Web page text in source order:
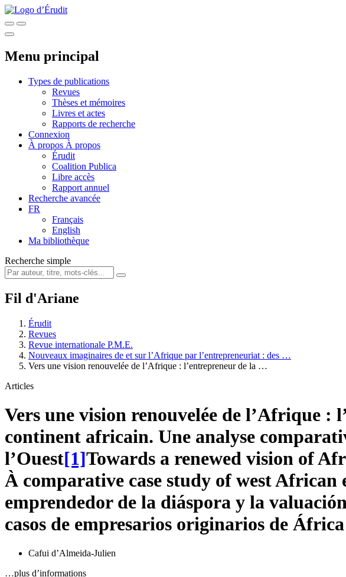
Menu principal
Types de publications
Revues
Thèses et mémoires
Livres et actes
Rapports de recherche
Connexion
À propos À propos
Érudit
Coalition Publica
Libre accès
Rapport annuel
Recherche avancée
FR
Français
English
Ma bibliothèque
Recherche simple
Fil d'Ariane
Érudit
Revues
Revue internationale P.M.E.
Nouveaux imaginaires de et sur l’Afrique par l’entrepreneuriat : des …
Vers une vision renouvelée de l’Afrique : l’entrepreneur de la …
Articles
Vers une vision renouvelée de l’Afrique
continent africain. Une analyse
l’Ouest[1]Towards a renewed vision of
À comparative case study of west African
emprendedor de la diáspora y la
casos de empresarios originarios de
Cafui d’Almeida-Julien
…plus d’informations